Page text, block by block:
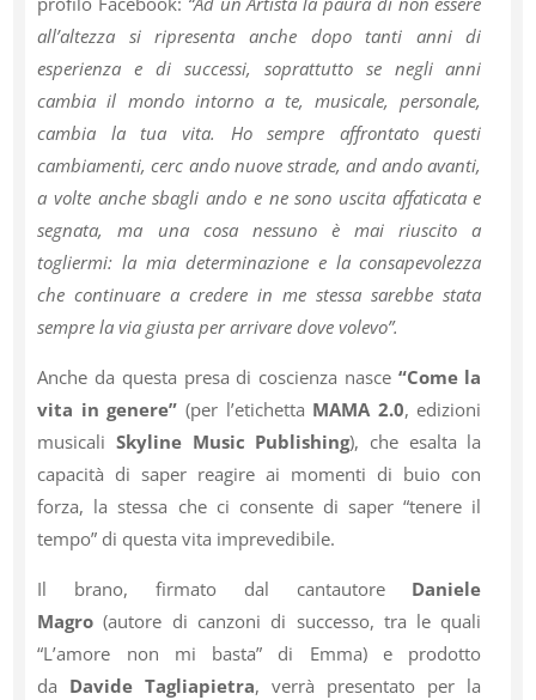
all’altezza si ripresenta anche dopo tanti anni di
esperienza e di successi, soprattutto se negli anni
cambia il mondo intorno a te, musicale, personale,
cambia la tua vita. Ho sempre affrontato questi
cambiamenti, cerc ando nuove strade, and ando avanti,
a volte anche sbagli ando e ne sono uscita affaticata e
segnata, ma una cosa nessuno è mai riuscito a
togliermi: la mia determinazione e la consapevolezza
che continuare a credere in me stessa sarebbe stata
sempre la via giusta per arrivare dove volevo”.
Anche da questa presa di coscienza nasce“Come la
vita in genere”(per l’etichetta MAMA 2.0, edizioni
musicali Skyline Music Publishing), che esalta la
capacità di saper reagire ai momenti di buio con
forza, la stessa che ci consente di saper “tenere il
tempo” di questa vita imprevedibile.
Il brano, firmato dal cantautore Daniele
Magro (autore di canzoni di successo, tra le quali
“L’amore non mi basta” di Emma) e prodotto
da Davide Tagliapietra, verrà presentato per la